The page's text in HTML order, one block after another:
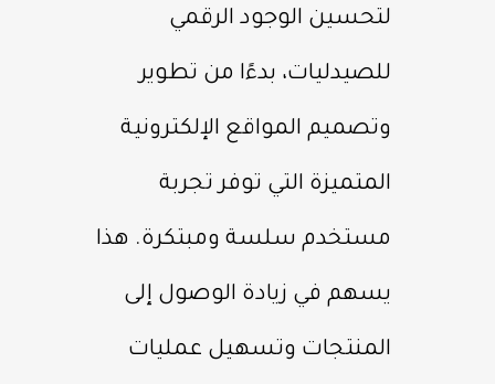
لتحسين الوجود الرقمي
للصيدليات، بدءًا من تطوير
وتصميم المواقع الإلكترونية
المتميزة التي توفر تجربة
مستخدم سلسة ومبتكرة. هذا
يسهم في زيادة الوصول إلى
المنتجات وتسهيل عمليات